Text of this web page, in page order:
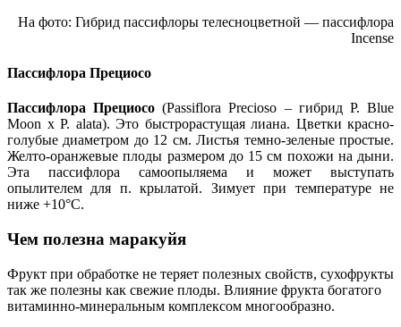
На фото: Гибрид пассифлоры телесноцветной — пассифлора
Incense
Пассифлора Прециосо
Пассифлора Прециосо (Passiflora Precioso – гибрид P. Blue
Moon x P. alata). Это быстрорастущая лиана. Цветки красно-
голубые диаметром до 12 см. Листья темно-зеленые простые.
Желто-оранжевые плоды размером до 15 см похожи на дыни.
Эта пассифлора самоопыляема и может выступать
опылителем для п. крылатой. Зимует при температуре не
ниже +10°С.
Чем полезна маракуйя
Фрукт при обработке не теряет полезных свойств, сухофрукты
так же полезны как свежие плоды. Влияние фрукта богатого
витаминно-минеральным комплексом многообразно.